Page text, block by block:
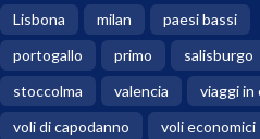
Lisbona
milan
paesi bassi
portogallo
primo salisburgo
stoccolma
valencia
viaggi in
voli di capodanno
voli economici